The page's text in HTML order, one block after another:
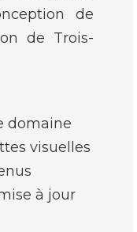
de
de Trois-
domaine
visuelles
à jour